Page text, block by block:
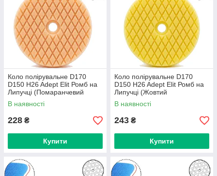
Коло полірувальне D170
D150 H26 Adept Elit Ромб на
Липучці (Помаранчевий
Універсальний)
В наявності
228 ₴
Купити
Коло полірувальне D170
D150 H26 Adept Elit Ромб на
Липучці (Жовтий
Універсальний)
В наявності
243 ₴
Купити